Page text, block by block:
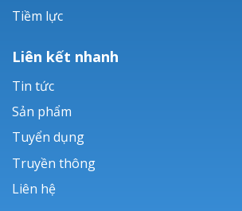
Tiềm lực
Liên kết nhanh
Tin tức
Sản phẩm
Tuyển dụng
Truyền thông
Liên hệ